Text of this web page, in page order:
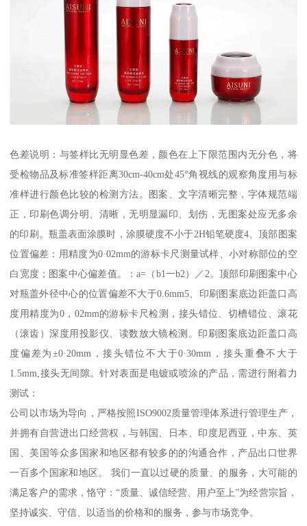
色差说明：与签样比无明显色差，颜色在上下限范围内无分色，将
受检物品及标准签样距离30cm-40cm处45°角视线的观察角度用与标
准样进行颜色比较的检测方法。图案、文字清晰完整，字体规范端
正，印刷色调分明、清晰，无明显漏印、划伤，无图案处应无多余
的印刷。瓶盖表面涂膜时，涂膜硬度不小于2H铅笔硬度4、顶部图案
位置偏差：用精度为0·02mm的游标卡尺测量试样、小对称部位的空
白宽度；图案中心偏差值。：a=（b1一b2）／2。顶部印刷图案中心
对瓶盖外径中心的位置偏差不大于0.6mm5、印刷图案底边距盖口高
度用精度为0，02mm的游标卡尺检测，接头错位、切槽错位、滚花
（滚齿）深度用投影仪、读数放大镜检测。印刷图案底边距盖口高
度偏差为±0·20mm，接头错位不大于0·30mm，接头重叠不大于
1.5mm,接头无间隙。针对表面是电镀或喷涂的产品，需进行附着力
测试：
公司以市场为导向，严格按照ISO9002质量管理体系进行管理生产，
并拥有自营进出口经营权，与韩国、日本、印度尼西亚，中东、英
国、美国等众多国家和地区都有较多的的沟通合作，产品出口世界
一百多个国家和地区。 我们一直以过硬的质量、的服务，大可能的
满足客户的需求，恪守：“质量、诚信经营、用户至上”为经营宗旨，
坚持诚实、守信、以适当的价格和的服务，参与市场竞争。